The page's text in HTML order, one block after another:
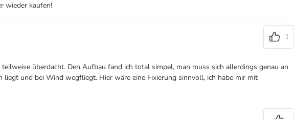
wieder kaufen!
1
überdacht. Den Aufbau fand ich total simpel, man muss sich allerdings genau an
und bei Wind wegfliegt. Hier wäre eine Fixierung sinnvoll, ich habe mir mit